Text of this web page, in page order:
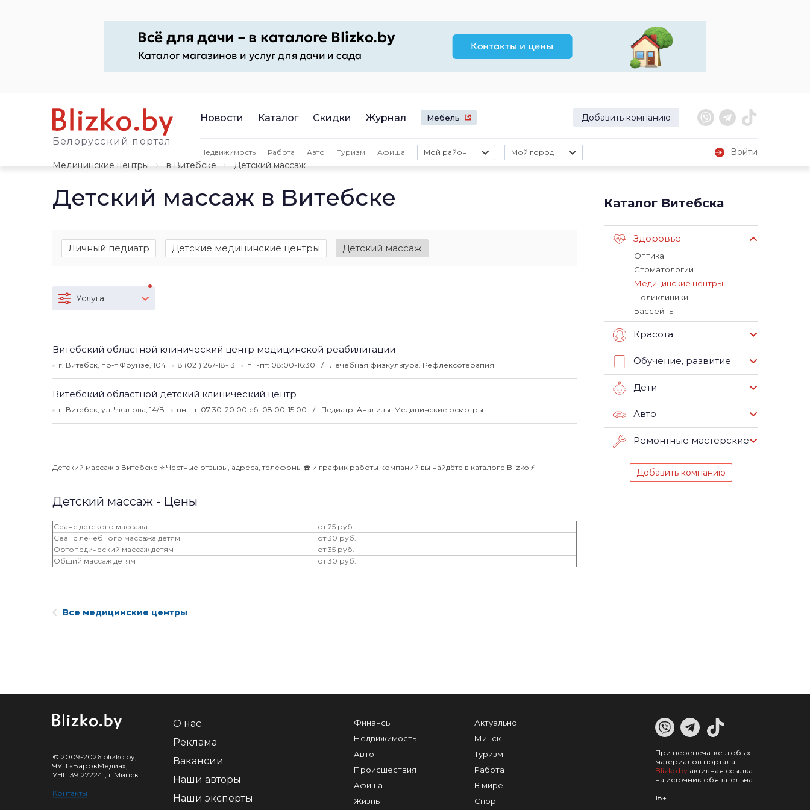
Белорусский портал
Новости Каталог Скидки Журнал Мебель Добавить компанию
Недвижимость Работа Авто Туризм Афиша Мой район Мой город
Войти
Медицинские центры
в Витебске Детский массаж
Детский массаж в Витебске
Личный педиатр Детские медицинские центры Детский массаж
Услуга
Витебский областной клинический центр медицинской реабилитации
г. Витебск, пр-т Фрунзе, 104 8 (021) 267-18-13 пн-пт: 08:00-16:30 Лечебная физкультура. Рефлексотерапия
Витебский областной детский клинический центр
г. Витебск, ул. Чкалова, 14/В пн-пт: 07:30-20:00 сб: 08:00-15:00 Педиатр. Анализы. Медицинские осмотры
Детский массаж в Витебске ⭐️ Честные отзывы, адреса, телефоны ☎️ и график работы компаний вы найдёте в каталоге Blizko ⚡️
Детский массаж - Цены
Сеанс детского массажа
от 25 руб.
Сеанс лечебного массажа детям
от 30 руб.
Ортопедический массаж детям
от 35 руб.
Общий массаж детям
от 30 руб.
Каталог Витебска
Здоровье
Оптика
Стоматологии
Медицинские центры
Поликлиники
Бассейны
Красота
Обучение, развитие
Дети
Авто
Ремонтные мастерские
Добавить компанию
Все медицинские центры
© 2009-2026 blizko.by,
ЧУП «БарокМедиа»,
УНП 391272241, г.Минск
Контакты
О нас
Реклама
Вакансии
Наши авторы
Наши эксперты
Финансы
Недвижимость
Авто
Происшествия
Афиша
Жизнь
Актуально
Минск
Туризм
Работа
В мире
Спорт
При перепечатке любых
материалов портала
Blizko.by активная ссылка
на источник обязательна
18+